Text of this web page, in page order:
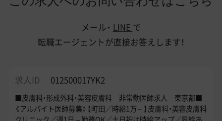
メール・ LINE で
転職エージェントが直接お答えします！
求人ID 012500017YK2
■皮膚科・形成外科・美容皮膚科 非常勤医師求人 東京都■
《アルバイト医師募集》【町田／時給1万～】皮膚科・美容皮膚科